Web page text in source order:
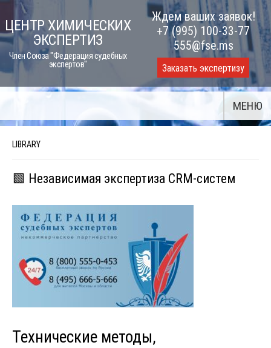
Skip
to
content
ЦЕНТР ХИМИЧЕСКИХ
ЭКСПЕРТИЗ
Член Союза "Федерация судебных
экспертов"
Ждем ваших заявок!
+7 (995) 100-33-77
555@fse.ms
Заказать экспертизу
МЕНЮ
LIBRARY
🟩 Независимая экспертиза CRM-систем
Технические методы,